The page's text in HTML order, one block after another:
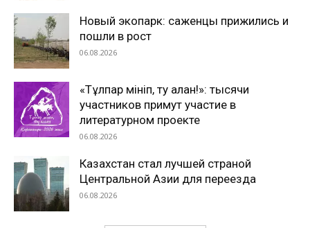
Новый экопарк: саженцы прижились и
пошли в рост
06.08.2026
«Тұлпар мініп, ту алған!»: тысячи
участников примут участие в
литературном проекте
06.08.2026
Казахстан стал лучшей страной
Центральной Азии для переезда
06.08.2026